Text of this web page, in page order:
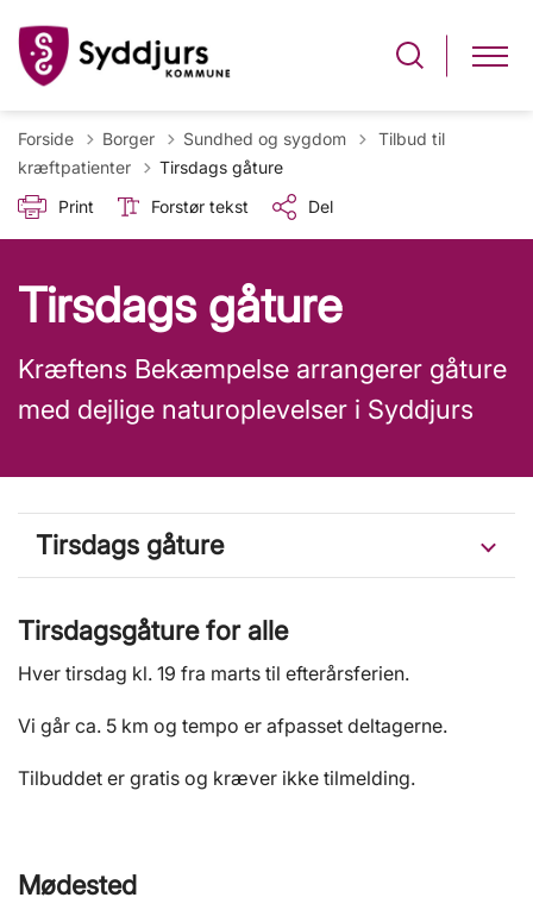
Forside Borger Sundhed og sygdom Tilbage til
Tilbud til
kræftpatienter
Tirsdags gåture
Print
Forstør tekst Del
Tirsdags gåture
Kræftens Bekæmpelse arrangerer gåture
med dejlige naturoplevelser i Syddjurs
Tirsdags gåture
Tirsdagsgåture for alle
Hver tirsdag kl. 19 fra marts til efterårsferien.
Vi går ca. 5 km og tempo er afpasset deltagerne.
Tilbuddet er gratis og kræver ikke tilmelding.
Mødested